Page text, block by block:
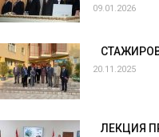
09.01.2026
20.11.2025
ЛЕКЦИЯ